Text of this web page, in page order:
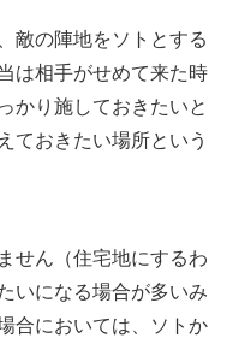
敵の陣地をソトとする
は相手がせめて来た時
かり施しておきたいと
ておきたい場所という
せん（住宅地にするわ
いになる場合が多いみ
合においては、ソトか